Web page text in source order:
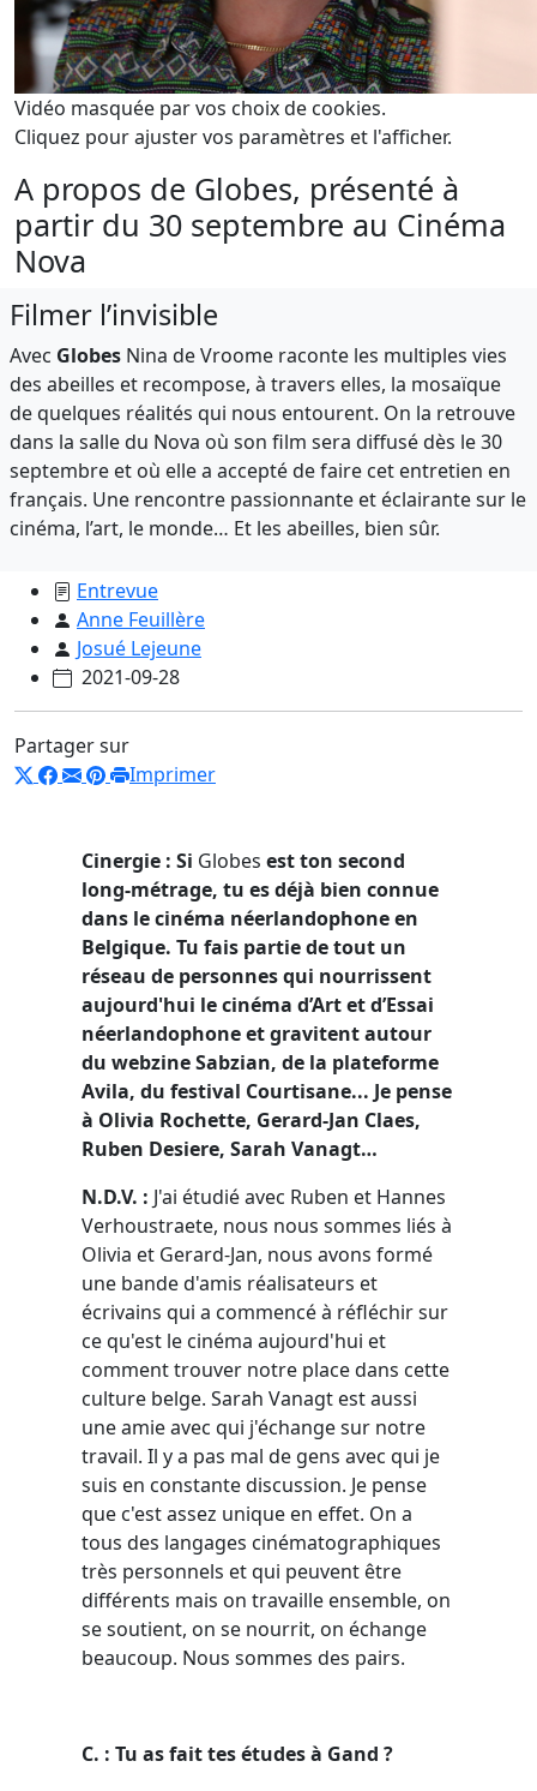
Vidéo masquée par vos choix de cookies.
Cliquez pour ajuster vos paramètres et l'afficher.
A propos de Globes, présenté à
partir du 30 septembre au Cinéma
Nova
Filmer l’invisible
Avec Globes Nina de Vroome raconte les multiples vies
des abeilles et recompose, à travers elles, la mosaïque
de quelques réalités qui nous entourent. On la retrouve
dans la salle du Nova où son film sera diffusé dès le 30
septembre et où elle a accepté de faire cet entretien en
français. Une rencontre passionnante et éclairante sur le
cinéma, l’art, le monde… Et les abeilles, bien sûr.
Entrevue
Anne Feuillère
Josué Lejeune
2021-09-28
Partager sur
Imprimer
Cinergie : Si Globes est ton second
long-métrage, tu es déjà bien connue
dans le cinéma néerlandophone en
Belgique. Tu fais partie de tout un
réseau de personnes qui nourrissent
aujourd'hui le cinéma d’Art et d’Essai
néerlandophone et gravitent autour
du webzine Sabzian, de la plateforme
Avila, du festival Courtisane... Je pense
à Olivia Rochette, Gerard-Jan Claes,
Ruben Desiere, Sarah Vanagt…
N.D.V. : J'ai étudié avec Ruben et Hannes
Verhoustraete, nous nous sommes liés à
Olivia et Gerard-Jan, nous avons formé
une bande d'amis réalisateurs et
écrivains qui a commencé à réfléchir sur
ce qu'est le cinéma aujourd'hui et
comment trouver notre place dans cette
culture belge. Sarah Vanagt est aussi
une amie avec qui j'échange sur notre
travail. Il y a pas mal de gens avec qui je
suis en constante discussion. Je pense
que c'est assez unique en effet. On a
tous des langages cinématographiques
très personnels et qui peuvent être
différents mais on travaille ensemble, on
se soutient, on se nourrit, on échange
beaucoup. Nous sommes des pairs.
C. : Tu as fait tes études à Gand ?